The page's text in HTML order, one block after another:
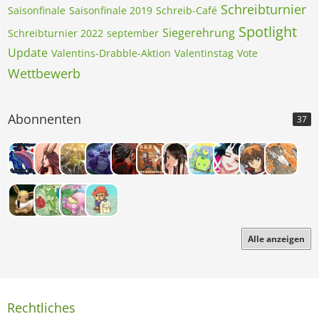
Saisonfinale Saisonfinale 2019 Schreib-Café Schreibturnier
Schreibturnier 2022 september Siegerehrung Spotlight
Update Valentins-Drabble-Aktion Valentinstag Vote
Wettbewerb
Abonnenten 37
Alle anzeigen
Rechtliches